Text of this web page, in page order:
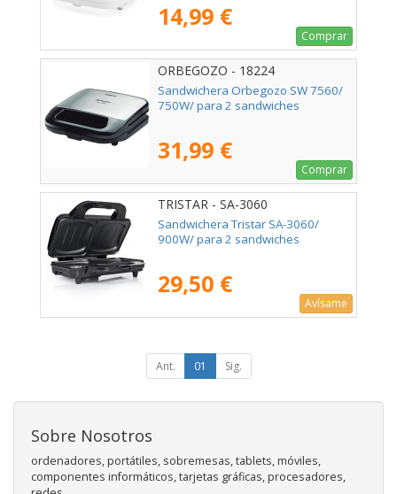
14,99 €
Comprar
ORBEGOZO - 18224
Sandwichera Orbegozo SW 7560/
750W/ para 2 sandwiches
31,99 €
Comprar
TRISTAR - SA-3060
Sandwichera Tristar SA-3060/
900W/ para 2 sandwiches
29,50 €
Avísame
Ant. 01 Sig.
Sobre Nosotros
ordenadores, portátiles, sobremesas, tablets, móviles,
componentes informáticos, tarjetas gráficas, procesadores,